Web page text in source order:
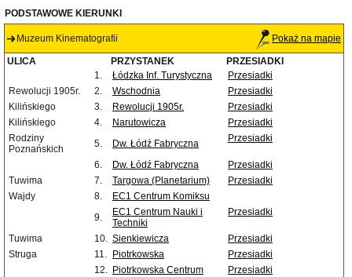
PODSTAWOWE KIERUNKI
Muzeum Kinematografii Pokaż na mapie
ULICA PRZYSTANEK
PRZESIADKI
1.
Łódzka Inf. Turystyczna
Przesiadki
Rewolucji 1905r.
2. Wschodnia
Przesiadki
Kilińskiego
3. Rewolucji 1905r.
Przesiadki
Kilińskiego
4. Narutowicza
Przesiadki
Rodziny
Poznańskich
5. Dw. Łódź Fabryczna Przesiadki
6. Dw. Łódź Fabryczna
Przesiadki
Tuwima
7. Targowa (Planetarium)
Przesiadki
Wajdy
8.
EC1 Centrum Komiksu
9.
EC1 Centrum Nauki i
Techniki
Przesiadki
Tuwima 10. Sienkiewicza
Przesiadki
Struga
11. Piotrkowska
Przesiadki
12. Piotrkowska Centrum
Przesiadki